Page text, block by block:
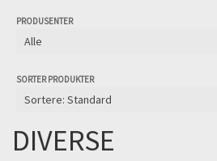
PRODUSENTER
SORTER PRODUKTER
DIVERSE